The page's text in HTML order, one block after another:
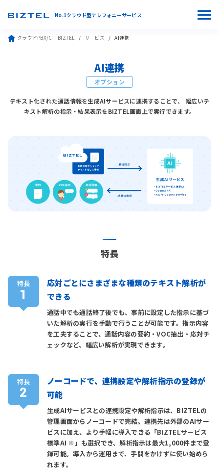
No.1クラウド型テレフォニーサービス
クラウドPBX/CTI BIZTEL サービス AI連携
AI連携
オプション
テキスト化された通話情報を生成AIサービスに連携することで、
幅広いテ
キスト解析の指示・結果表示をBIZTEL画面上で実行できます。
特長
特長
1
応対ごとにさまざまな種類のテキスト解析が
できる
通話中でも通話終了後でも、事前に設定した指示に基づ
いた解析の実行を手動で行うことが可能です。指示内容
を工夫することで、通話内容の要約・VOC抽出・応対チ
ェックなど、幅広い解析が実現できます。
特長
2
ノーコードで、連携設定や解析指示の登録が
可能
生成AIサービスとの連携設定や解析指示は、BIZTELの
管理画面からノーコードで完結。連携先は外部のAIサー
ビスに加え、より手軽に導入できる「BIZTELサービス
標準AI ※」も選択でき、解析指示は最大1,000件まで登
録可能。導入から運用まで、手間をかけずに使い始めら
れます。